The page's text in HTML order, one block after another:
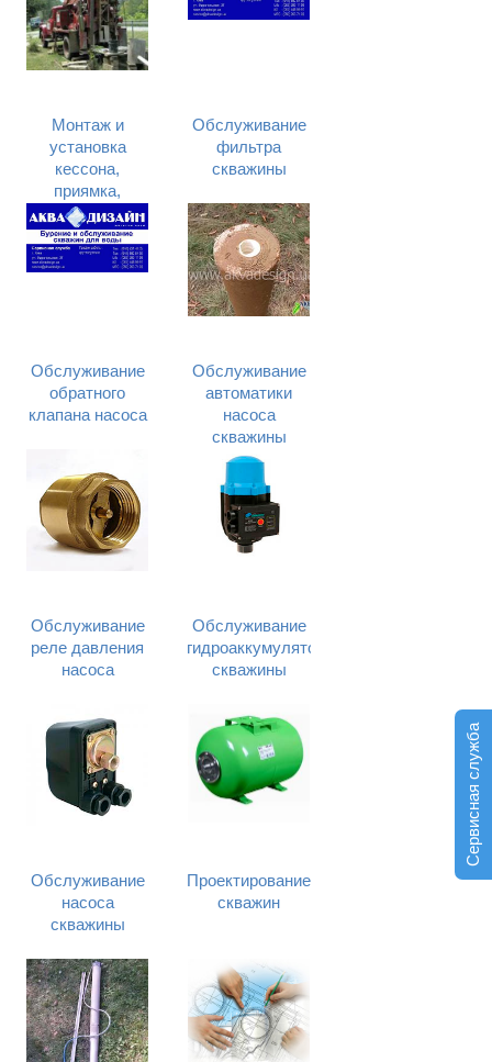
Сервисная служба
Монтаж и
установка
кессона,
приямка,
колодца
скважины
Обслуживание
фильтра
скважины
Обслуживание
обратного
клапана насоса
Обслуживание
автоматики
насоса
скважины
Обслуживание
реле давления
насоса
Обслуживание
гидроаккумулятора
скважины
Обслуживание
насоса
скважины
Проектирование
скважин